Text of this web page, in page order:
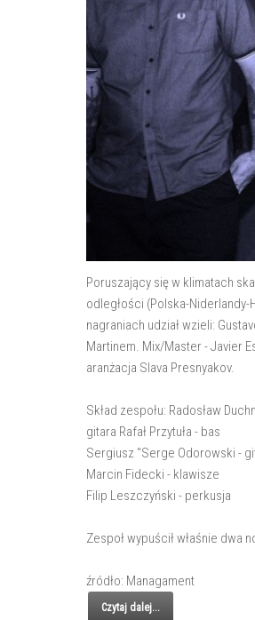
Poruszający się w klimatach
odległości (Polska-
nagraniach udział wzieli:
Martinem. Mix/Master - Javier
aranżacja Slava Presnyakov.
Skład zespołu: Radosław
gitara Rafał Przytuła - bas
Sergiusz "Serge Odorowski -
Marcin Fidecki - klawisze
Filip Leszczyński - perkusja
Zespoł wypuścił właśnie dwa
źródło: Managament
Czytaj dalej...